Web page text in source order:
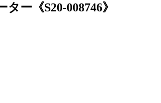
ー《S20-008746》